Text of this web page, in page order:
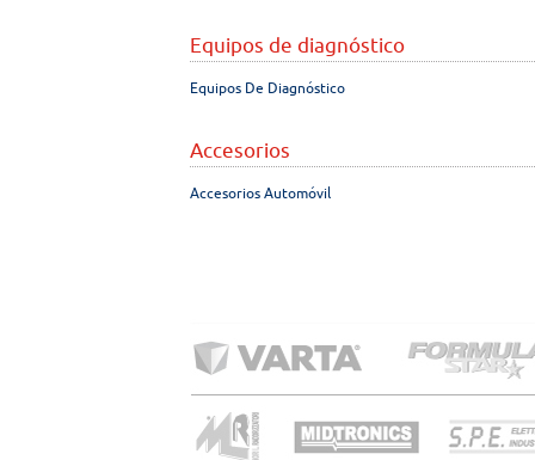
Equipos de diagnóstico
Equipos De Diagnóstico
Accesorios
Accesorios Automóvil